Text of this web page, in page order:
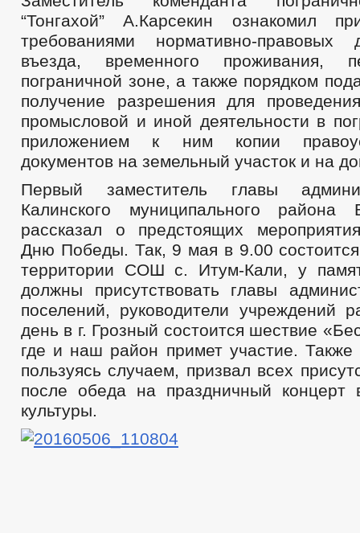
“Тонгахой” А.Карсекин ознакомил
требованиями нормативно-правовых
въезда, временного проживания,
пограничной зоне, а также порядком
получение разрешения для
промысловой и иной деятельности в
приложением к ним копии
документов на земельный участок и на
Первый заместитель главы
Калинского муниципального района
рассказал о предстоящих
Дню Победы. Так, 9 мая в 9.00
территории СОШ с. Итум-Кали, у
должны присутствовать главы
поселений, руководители учреждений
день в г. Грозный состоится шествие
где и наш район примет участие. Также
пользуясь случаем, призвал всех
после обеда на праздничный
культуры.